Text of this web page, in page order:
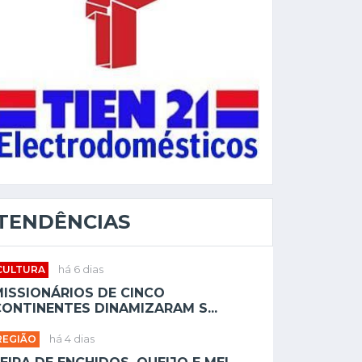
há 6 dias
DE CINCO
DINAMIZARAM S...
há 4 dias